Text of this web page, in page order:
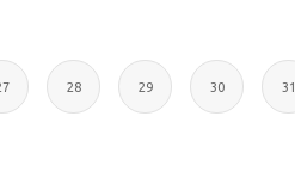
28 29 30 31